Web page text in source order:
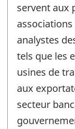
servent aux
analystes
tels que les
usines de
aux
secteur